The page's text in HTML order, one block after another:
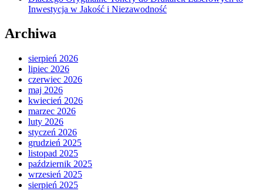
Inwestycja w Jakość i Niezawodność
Archiwa
sierpień 2026
lipiec 2026
czerwiec 2026
maj 2026
kwiecień 2026
marzec 2026
luty 2026
styczeń 2026
grudzień 2025
listopad 2025
październik 2025
wrzesień 2025
sierpień 2025